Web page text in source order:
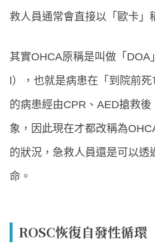
救人員通常會直接以「歐卡」
其實OHCA原稱是叫做「DOA
l），也就是病患在「到院前
的病患經由CPR、AED搶救
象，因此現在才都改稱為
的狀況，急救人員還是可以透
命。
ROSC恢復自發性循